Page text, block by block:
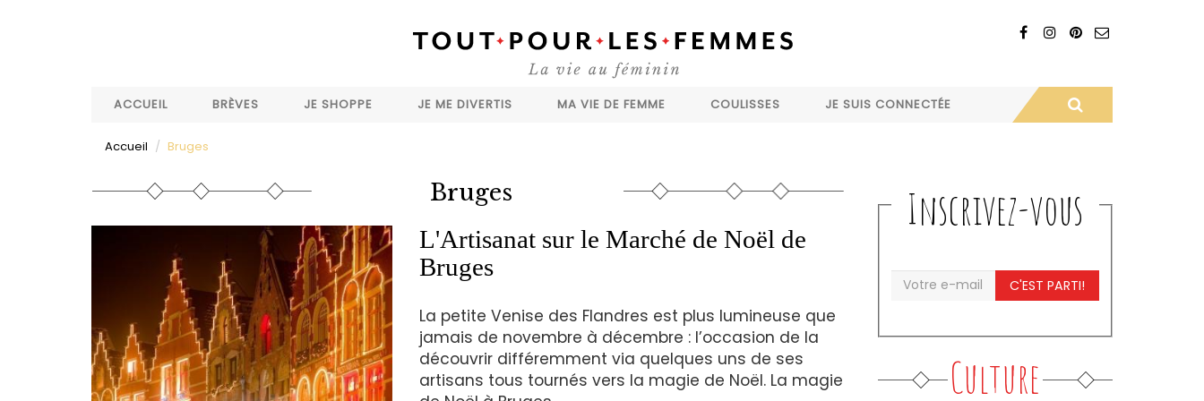
ACCUEIL
BRÈVES JE SHOPPE JE ME DIVERTIS MA VIE DE FEMME COULISSES JE SUIS CONNECTÉE
Accueil Bruges
Bruges
L'Artisanat sur le Marché de Noël de
Bruges
La petite Venise des Flandres est plus lumineuse que
jamais de novembre à décembre : l’occasion de la
découvrir différemment via quelques uns de ses
artisans tous tournés vers la magie de Noël. La magie
Inscrivez-vous
C'EST PARTI!
Culture